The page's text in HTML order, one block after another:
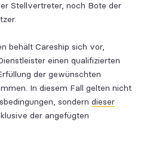
Stellvertreter, noch Bote der
behält Careship sich vor,
einen qualifizierten
der gewünschten
In diesem Fall gelten nicht
sondern dieser
der angefügten